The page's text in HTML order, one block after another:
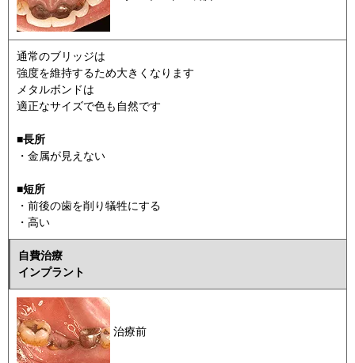
通常のブリッジは
強度を維持するため大きくなります
メタルボンドは
適正なサイズで色も自然です
■長所
・金属が見えない
■短所
・前後の歯を削り犠牲にする
・高い
自費治療
インプラント
治療前